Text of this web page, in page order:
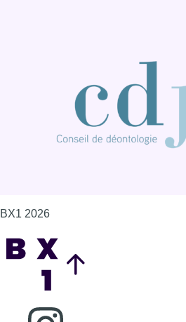
BX1 2026
Consulter page Instagram